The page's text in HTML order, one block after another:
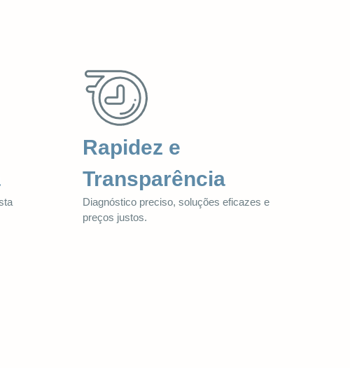
Rapidez e
Transparência
Diagnóstico preciso, soluções eficazes e
preços justos.